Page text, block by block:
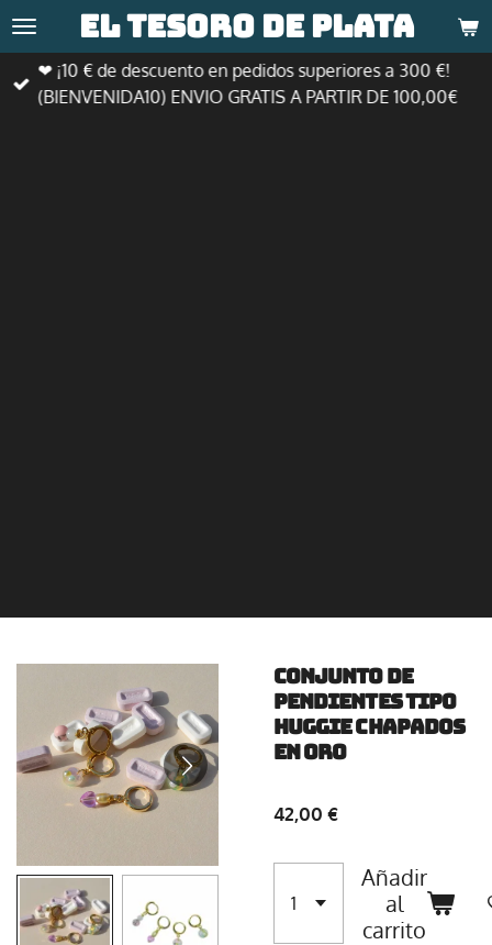
Ir
al
contenido
principal
El tesoro de plata
❤ ¡10 € de descuento en pedidos superiores a 300 €!
(BIENVENIDA10) ENVIO GRATIS A PARTIR DE 100,00€
Conjunto de
pendientes tipo
huggie chapados
en oro
42,00 €
Añadir
al
carrito